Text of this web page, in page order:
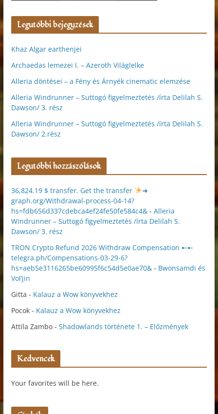
Legutóbbi bejegyzések
Khaz Algar earthenjei
Archaedas lemezei I. – Azeroth Világlelke
Alleria döntései – a Fény és Árnyék cinematic elemzése
Alleria Windrunner – Suttogó figyelmeztetés /írta Delilah S.
Dawson/ 3. rész
Alleria Windrunner – Suttogó figyelmeztetés /írta Delilah S.
Dawson/ 2.rész
Legutóbbi hozzászólások
36,824.19 $ transfer. Get the transfer
➜
graph.org/Withdrawal-process-04-14?
hs=fdb656d337cdebca4ef24fe50fe584c4&- Alleria
Windrunner – Suttogó figyelmeztetés /írta Delilah S.
Dawson/ 3. rész
TRON Crypto Refund 2026 Withdraw Compensation ➸➸
telegra.ph/Compensations-03-29-6?
hs=aeb5e3116265be60995f6c54d5e0ae70&- Bwonsamdi és
Vol’jin
Gitta - Kalauz a Wow könyvekhez
Pocok- Kalauz a Wow könyvekhez
Attila Zambo- Shadowlands története 1. – Előzmények
Kedvencek
Your favorites will be here.